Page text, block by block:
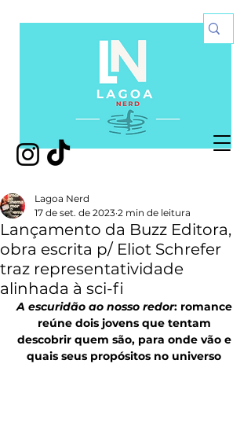
Lançamento da Buzz Editora,
obra escrita p/ Eliot Schrefer
traz representatividade
alinhada à sci-fi
Lagoa Nerd
17 de set. de 2023 2 min de leitura
A escuridão ao nosso redor: romance
reúne dois jovens que tentam
descobrir quem são, para onde vão e
quais seus propósitos no universo